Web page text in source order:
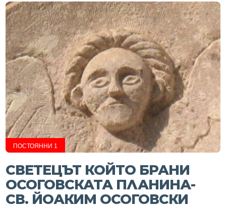
ПОСТОЯННИ 1
СВЕТЕЦЪТ КОЙТО БРАНИ
ОСОГОВСКАТА ПЛАНИНА-
СВ. ЙОАКИМ ОСОГОВСКИ